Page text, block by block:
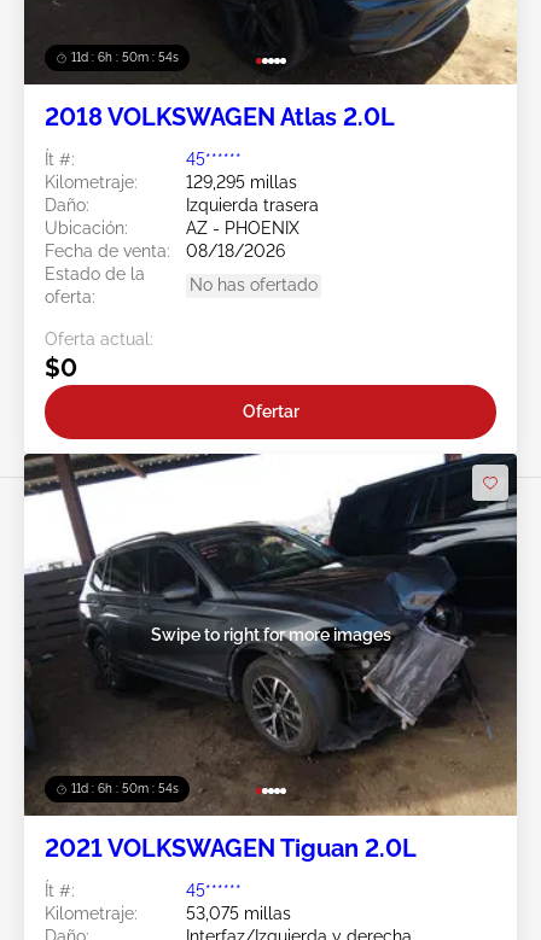
11d : 6h : 50m : 51s
2018 VOLKSWAGEN Atlas 2.0L
Ít #:
45******
Kilometraje:
129,295 millas
Daño:
Izquierda trasera
Ubicación:
AZ - PHOENIX
Fecha de venta:
08/18/2026
Estado de la
oferta:
No has ofertado
Oferta actual:
$0
Ofertar
11d : 6h : 50m : 51s
Swipe to right for more images
2021 VOLKSWAGEN Tiguan 2.0L
Ít #:
45******
Kilometraje:
53,075 millas
Daño:
Interfaz/Izquierda y derecha